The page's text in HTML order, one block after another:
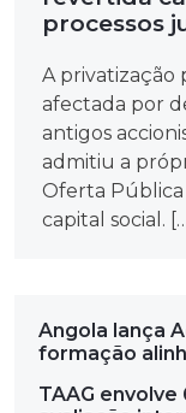
processos
A privatização
afectada por
antigos
admitiu a
Oferta Pública
capital social.
Angola lança
formação
TAAG